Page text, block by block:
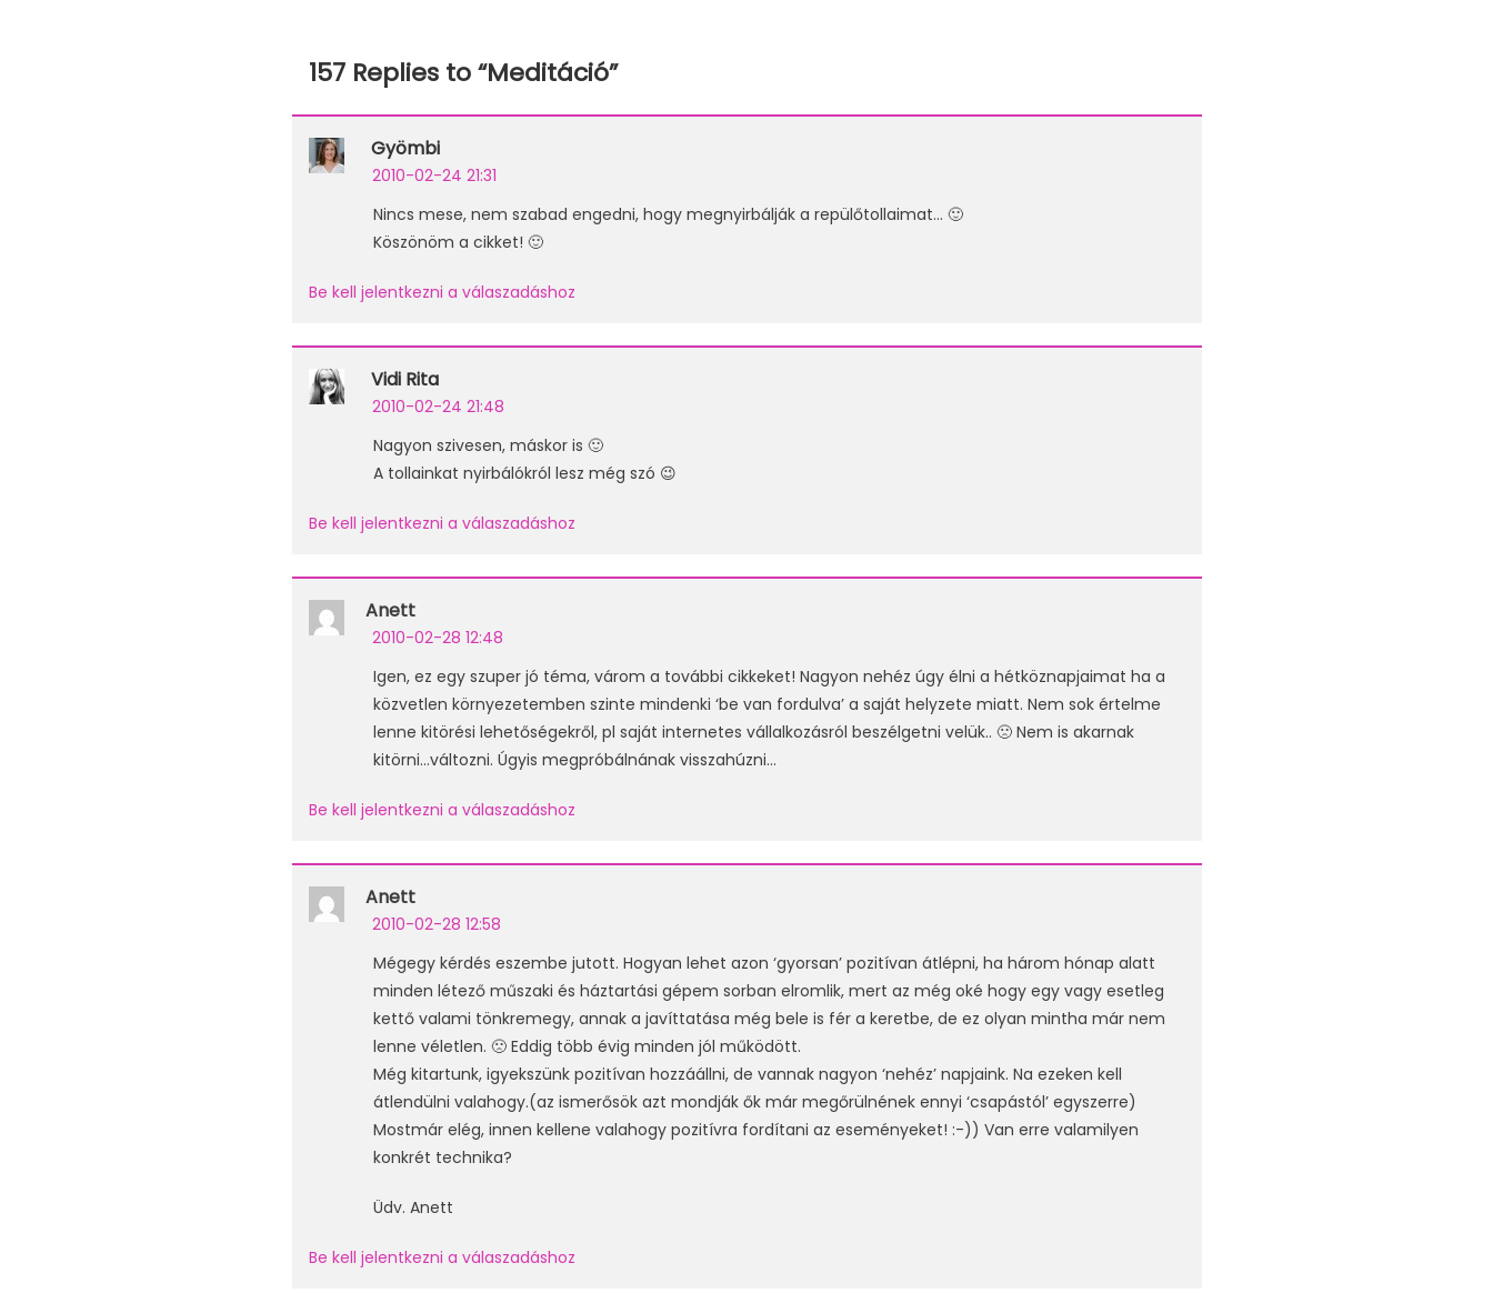
157 Replies to “Meditáció”
Gyömbi
2010-02-24 21:31
Nincs mese, nem szabad engedni, hogy megnyirbálják a repülőtollaimat… 🙂
Köszönöm a cikket! 🙂
Be kell jelentkezni a válaszadáshoz
Vidi Rita
2010-02-24 21:48
Nagyon szivesen, máskor is 🙂
A tollainkat nyirbálókról lesz még szó 😉
Be kell jelentkezni a válaszadáshoz
Anett
2010-02-28 12:48
Igen, ez egy szuper jó téma, várom a további cikkeket! Nagyon nehéz úgy élni a hétköznapjaimat ha a
közvetlen környezetemben szinte mindenki ‘be van fordulva’ a saját helyzete miatt. Nem sok értelme
lenne kitörési lehetőségekről, pl saját internetes vállalkozásról beszélgetni velük.. 🙁 Nem is akarnak
kitörni…változni. Úgyis megpróbálnának visszahúzni…
Be kell jelentkezni a válaszadáshoz
Anett
2010-02-28 12:58
Mégegy kérdés eszembe jutott. Hogyan lehet azon ‘gyorsan’ pozitívan átlépni, ha három hónap alatt
minden létező műszaki és háztartási gépem sorban elromlik, mert az még oké hogy egy vagy esetleg
kettő valami tönkremegy, annak a javíttatása még bele is fér a keretbe, de ez olyan mintha már nem
lenne véletlen. 🙁 Eddig több évig minden jól működött.
Még kitartunk, igyekszünk pozitívan hozzáállni, de vannak nagyon ‘nehéz’ napjaink. Na ezeken kell
átlendülni valahogy.(az ismerősök azt mondják ők már megőrülnének ennyi ‘csapástól’ egyszerre)
Mostmár elég, innen kellene valahogy pozitívra fordítani az eseményeket! :-)) Van erre valamilyen
konkrét technika?
Üdv. Anett
Be kell jelentkezni a válaszadáshoz